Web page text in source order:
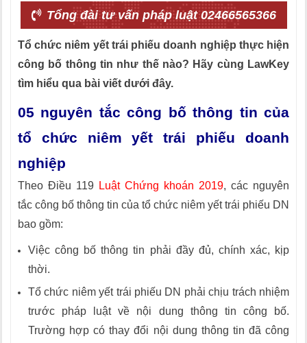
Tổng đài tư vấn pháp luật 02466565366
Tổ chức niêm yết trái phiếu doanh nghiệp thực hiện
công bố thông tin như thế nào? Hãy cùng LawKey
tìm hiểu qua bài viết dưới đây.
05 nguyên tắc công bố thông tin của
tổ chức niêm yết trái phiếu doanh
nghiệp
Theo Điều 119 Luật Chứng khoán 2019, các nguyên
tắc công bố thông tin của tổ chức niêm yết trái phiếu DN
bao gồm:
Việc công bố thông tin phải đầy đủ, chính xác, kịp
thời.
Tổ chức niêm yết trái phiếu DN phải chịu trách nhiệm
trước pháp luật về nội dung thông tin công bố.
Trường hợp có thay đổi nội dung thông tin đã công